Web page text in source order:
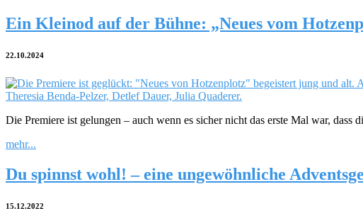
Ein Kleinod auf der Bühne: „Neues vom
22.10.2024
Die Premiere ist gelungen – auch wenn es sicher nicht das erste Mal war,
mehr...
Du spinnst wohl! – eine ungewöhnliche
15.12.2022